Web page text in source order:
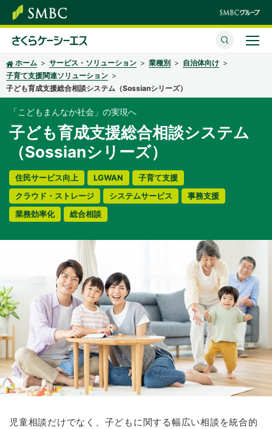
ホーム サービス・ソリューション 業種別
自治体向け
子育て支援関連ソリューション
子ども育成支援総合相談システム（Sossianシリーズ）
「こどもまんなか社会」の実現へ
子ども育成支援総合相談システム
（Sossianシリーズ）
住民サービス向上 LGWAN
子育て支援
クラウド・ストレージ
システムサービス
事務支援
業務効率化
総合相談
児童相談だけでなく、子どもに関する幅広い相談を統合的
さくらケーシーエスとは
サービス・ソリューション
イベント・セミナー
株主・投資家情報
サステナビリティ
企業情報
採用情報
お問い合わせ